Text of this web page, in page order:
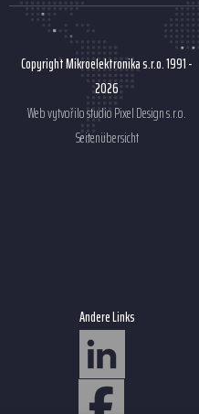
Copyright Mikroelektronika s.r.o. 1991 -
2026
Web vytvořilo studioPixel Design s.r.o.
Seitenübersicht
Andere Links